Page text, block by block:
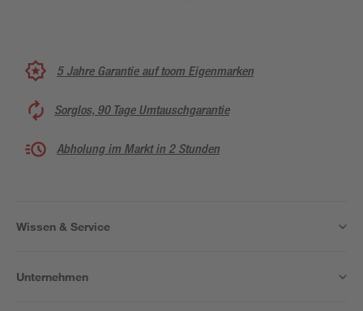
5 Jahre Garantie auf toom Eigenmarken
Sorglos, 90 Tage Umtauschgarantie
Abholung im Markt in 2 Stunden
Wissen & Service
Unternehmen